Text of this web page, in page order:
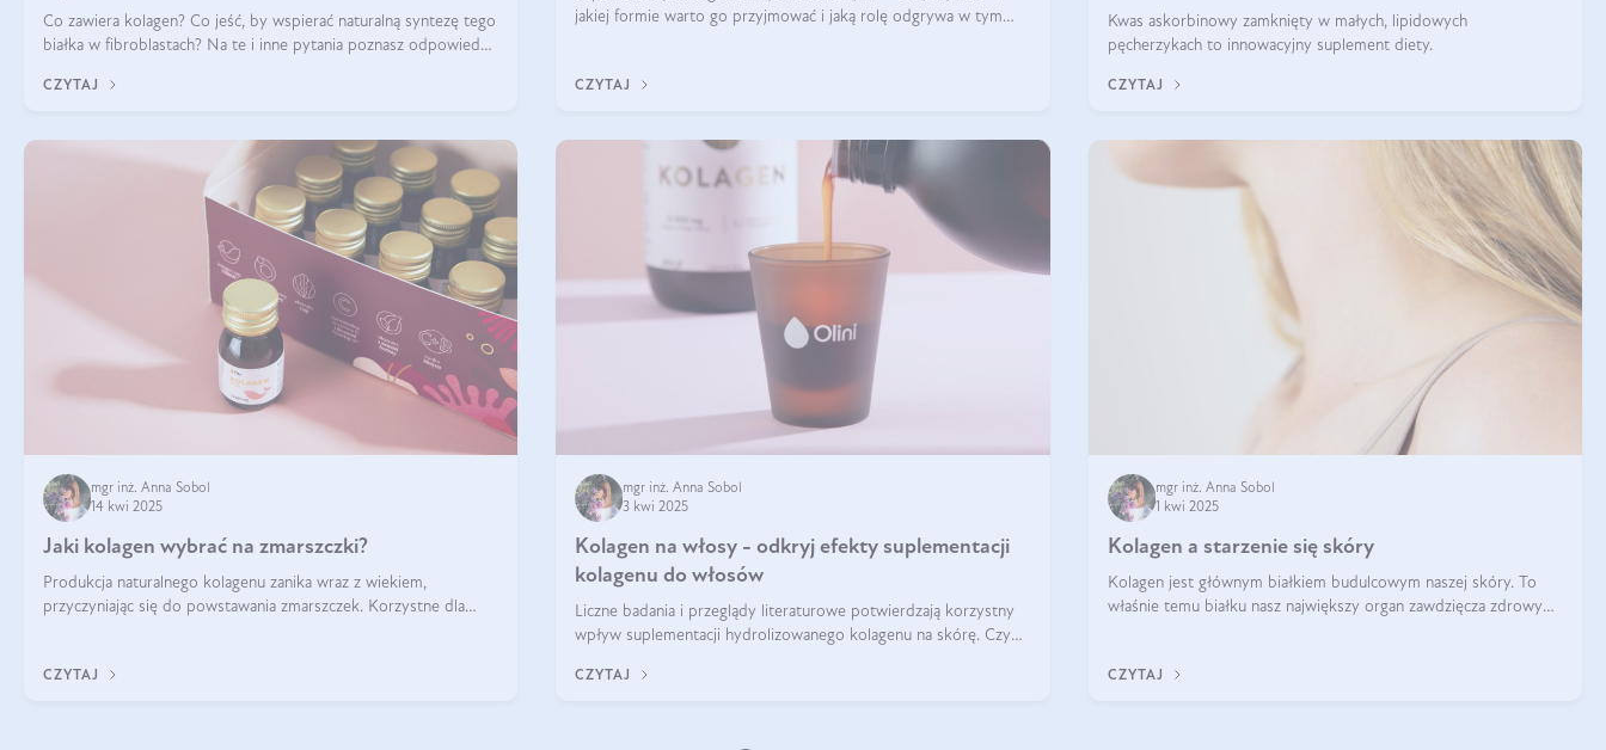
Co zawiera kolagen? Co jeść, by wspierać naturalną syntezę tego
białka w fibroblastach? Na te i inne pytania poznasz odpowiedź
CZYTAJ
jakiej formie warto go przyjmować i jaką rolę odgrywa w tym
CZYTAJ
Kwas askorbinowy zamknięty w małych, lipidowych
pęcherzykach to innowacyjny suplement diety.
CZYTAJ
mgr inż. Anna Sobol
14 kwi 2025
Jaki kolagen wybrać na zmarszczki?
Produkcja naturalnego kolagenu zanika wraz z wiekiem,
przyczyniając się do powstawania zmarszczek. Korzystne dla
CZYTAJ
mgr inż. Anna Sobol
3 kwi 2025
Kolagen na włosy - odkryj efekty suplementacji
kolagenu do włosów
Liczne badania i przeglądy literaturowe potwierdzają korzystny
wpływ suplementacji hydrolizowanego kolagenu na skórę. Czy
CZYTAJ
mgr inż. Anna Sobol
1 kwi 2025
Kolagen a starzenie się skóry
Kolagen jest głównym białkiem budulcowym naszej skóry. To
właśnie temu białku nasz największy organ zawdzięcza zdrowy
CZYTAJ